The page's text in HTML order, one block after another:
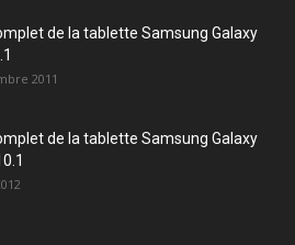
de la tablette Samsung Galaxy
2011
de la tablette Samsung Galaxy